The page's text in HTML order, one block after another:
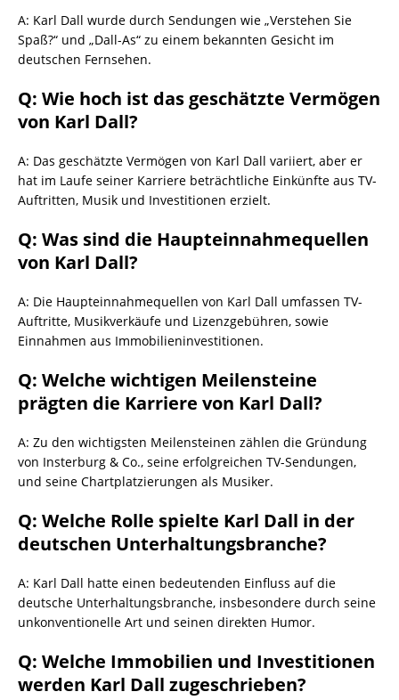
A: Karl Dall wurde durch Sendungen wie „Verstehen Sie
Spaß?“ und „Dall-As“ zu einem bekannten Gesicht im
deutschen Fernsehen.
Q: Wie hoch ist das geschätzte Vermögen
von Karl Dall?
A: Das geschätzte Vermögen von Karl Dall variiert, aber er
hat im Laufe seiner Karriere beträchtliche Einkünfte aus TV-
Auftritten, Musik und Investitionen erzielt.
Q: Was sind die Haupteinnahmequellen
von Karl Dall?
A: Die Haupteinnahmequellen von Karl Dall umfassen TV-
Auftritte, Musikverkäufe und Lizenzgebühren, sowie
Einnahmen aus Immobilieninvestitionen.
Q: Welche wichtigen Meilensteine
prägten die Karriere von Karl Dall?
A: Zu den wichtigsten Meilensteinen zählen die Gründung
von Insterburg & Co., seine erfolgreichen TV-Sendungen,
und seine Chartplatzierungen als Musiker.
Q: Welche Rolle spielte Karl Dall in der
deutschen Unterhaltungsbranche?
A: Karl Dall hatte einen bedeutenden Einfluss auf die
deutsche Unterhaltungsbranche, insbesondere durch seine
unkonventionelle Art und seinen direkten Humor.
Q: Welche Immobilien und Investitionen
werden Karl Dall zugeschrieben?